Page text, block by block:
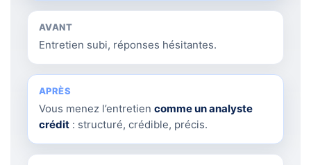
AVANT
Entretien subi, réponses hésitantes.
APRÈS
Vous menez l’entretien comme un analyste
crédit : structuré, crédible, précis.